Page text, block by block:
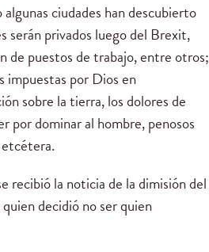
ciudades han descubierto
serán privados luego del Brexit,
de puestos de trabajo, entre otros;
impuestas por Dios en
sobre la tierra, los dolores de
por dominar al hombre, penosos
recibió la noticia de la dimisión del
decidió no ser quien